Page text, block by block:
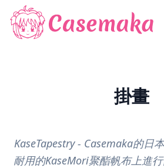
掛畫
KaseTapestry - Casemaka的日
耐用的KaseMori聚酯帆布上進